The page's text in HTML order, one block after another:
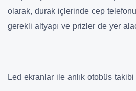
olarak, durak içlerinde cep
gerekli altyapı ve prizler de yer
Led ekranlar ile anlık otobüs takibi